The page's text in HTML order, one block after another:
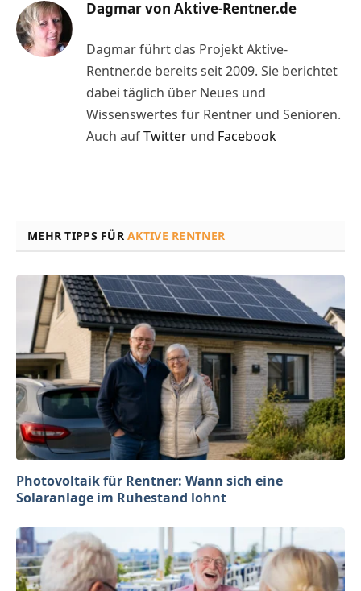
Dagmar von Aktive-Rentner.de
Dagmar führt das Projekt Aktive-
Rentner.de bereits seit 2009. Sie berichtet
dabei täglich über Neues und
Wissenswertes für Rentner und Senioren.
Auch aufTwitter und Facebook
MEHR TIPPS FÜRAKTIVE RENTNER
Photovoltaik für Rentner: Wann sich eine
Solaranlage im Ruhestand lohnt